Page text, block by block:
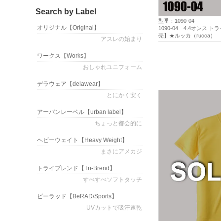
型番：1090-04
1090-04 4.4オンス トラ
売】★ルッカ（rucca）
Search by Label
オリジナル 【Original】
アスレの始まり
ワークス 【Works】
おしゃれユニフォーム
デラウェア 【delawear】
とにかく安く
アーバンレーベル 【urban label】
ちょっと都会的に
ヘビーウェイト
【Heavy Weight】
まさにアメカジ
トライブレンド 【Tri-Brend】
すべすべソフトタッチ
ビーラッド 【BeRAD/Sports】
UVカットで吸汗速乾